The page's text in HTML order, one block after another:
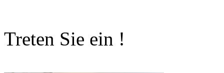
Treten Sie ein !